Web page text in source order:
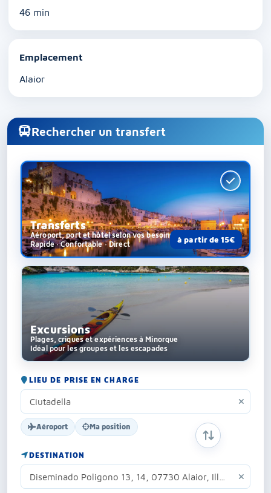
46 min
Emplacement
Alaior
Rechercher un transfert
Transferts
Aéroport, port et hôtel selon vos besoins
Rapide · Confortable · Direct
à partir de 15€
Excursions
Plages, criques et expériences à Minorque
Idéal pour les groupes et les escapades
LIEU DE PRISE EN CHARGE
Aéroport Ma position
DESTINATION
INVERSER